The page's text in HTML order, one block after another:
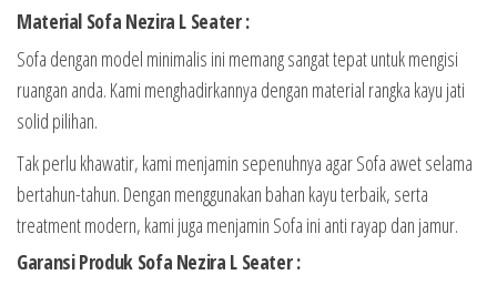
Material Sofa Nezira L Seater :
Sofa dengan model minimalis ini memang sangat tepat untuk mengisi
ruangan anda. Kami menghadirkannya dengan material rangka kayu jati
solid pilihan.
Tak perlu khawatir, kami menjamin sepenuhnya agar Sofa awet selama
bertahun-tahun. Dengan menggunakan bahan kayu terbaik, serta
treatment modern, kami juga menjamin Sofa ini anti rayap dan jamur.
Garansi Produk Sofa Nezira L Seater :